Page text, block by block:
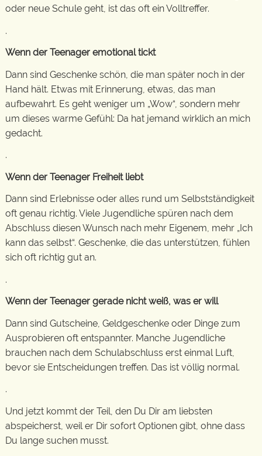
oder neue Schule geht, ist das oft ein Volltreffer.
.
Wenn der Teenager emotional tickt
Dann sind Geschenke schön, die man später noch in der
Hand hält. Etwas mit Erinnerung, etwas, das man
aufbewahrt. Es geht weniger um „Wow“, sondern mehr
um dieses warme Gefühl: Da hat jemand wirklich an mich
gedacht.
.
Wenn der Teenager Freiheit liebt
Dann sind Erlebnisse oder alles rund um Selbstständigkeit
oft genau richtig. Viele Jugendliche spüren nach dem
Abschluss diesen Wunsch nach mehr Eigenem, mehr „Ich
kann das selbst“. Geschenke, die das unterstützen, fühlen
sich oft richtig gut an.
.
Wenn der Teenager gerade nicht weiß, was er will
Dann sind Gutscheine, Geldgeschenke oder Dinge zum
Ausprobieren oft entspannter. Manche Jugendliche
brauchen nach dem Schulabschluss erst einmal Luft,
bevor sie Entscheidungen treffen. Das ist völlig normal.
.
Und jetzt kommt der Teil, den Du Dir am liebsten
abspeicherst, weil er Dir sofort Optionen gibt, ohne dass
Du lange suchen musst.